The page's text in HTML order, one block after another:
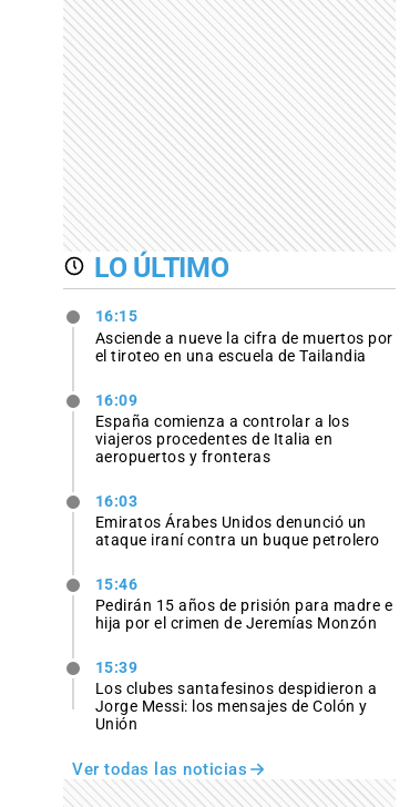
LO ÚLTIMO
16:15
Asciende a nueve la cifra de muertos por
el tiroteo en una escuela de Tailandia
16:09
España comienza a controlar a los
viajeros procedentes de Italia en
aeropuertos y fronteras
16:03
Emiratos Árabes Unidos denunció un
ataque iraní contra un buque petrolero
15:46
Pedirán 15 años de prisión para madre e
hija por el crimen de Jeremías Monzón
15:39
Los clubes santafesinos despidieron a
Jorge Messi: los mensajes de Colón y
Unión
Ver todas las noticias